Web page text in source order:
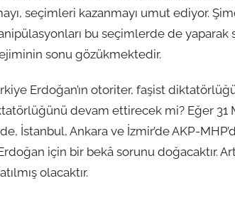
seçimleri kazanmayı umut ediyor.
bu seçimlerde de yaparak
sonu gözükmektedir.
Erdoğan’ın otoriter, faşist
devam ettirecek mi? Eğer 31
İstanbul, Ankara ve İzmir’de AKP-
için bir bekâ sorunu doğacaktır.
olacaktır.